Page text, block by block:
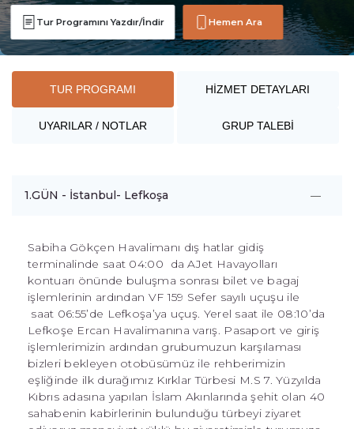
Tur Programını Yazdır/İndir Hemen Ara
TUR PROGRAMI HİZMET DETAYLARI
UYARILAR / NOTLAR GRUP TALEBİ
1.GÜN - İstanbul- Lefkoşa
Sabiha Gökçen Havalimanı dış hatlar gidiş
terminalinde saat 04:00 da AJet Havayolları
kontuarı önünde buluşma sonrası bilet ve bagaj
işlemlerinin ardından VF 159 Sefer sayılı uçuşu ile
saat 06:55’de Lefkoşa’ya uçuş. Yerel saat ile 08:10’da
Lefkoşe Ercan Havalimanına varış. Pasaport ve giriş
işlemlerimizin ardından grubumuzun karşılaması
bizleri bekleyen otobüsümüz ile rehberimizin
eşliğinde ilk durağımız Kırklar Türbesi M.S 7. Yüzyılda
Kıbrıs adasına yapılan İslam Akınlarında şehit olan 40
sahabenin kabirlerinin bulunduğu türbeyi ziyaret